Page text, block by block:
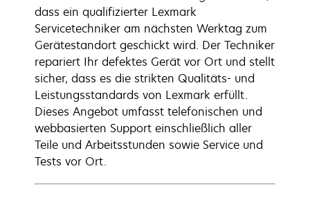
dass ein qualifizierter Lexmark
Servicetechniker am nächsten Werktag zum
Gerätestandort geschickt wird. Der Techniker
repariert Ihr defektes Gerät vor Ort und stellt
sicher, dass es die strikten Qualitäts- und
Leistungsstandards von Lexmark erfüllt.
Dieses Angebot umfasst telefonischen und
webbasierten Support einschließlich aller
Teile und Arbeitsstunden sowie Service und
Tests vor Ort.